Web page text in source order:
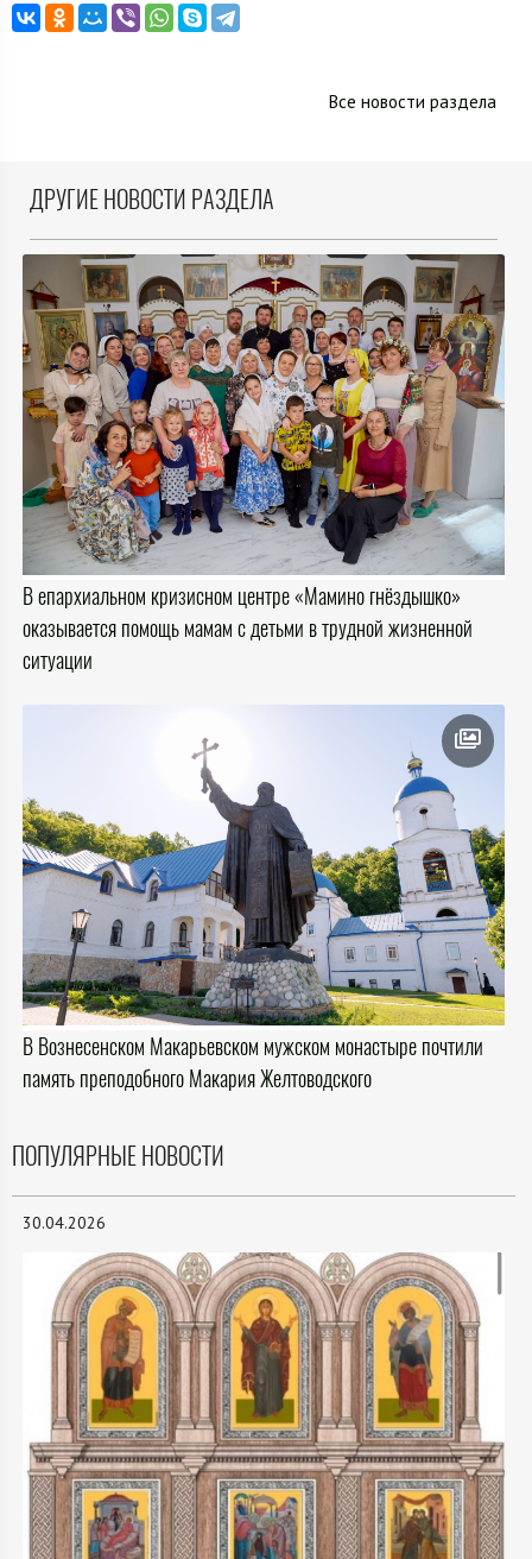
Все новости раздела
ДРУГИЕ НОВОСТИ РАЗДЕЛА
В епархиальном кризисном центре «Мамино гнёздышко»
оказывается помощь мамам с детьми в трудной жизненной
ситуации
В Вознесенском Макарьевском мужском монастыре почтили
память преподобного Макария Желтоводского
ПОПУЛЯРНЫЕ НОВОСТИ
30.04.2026